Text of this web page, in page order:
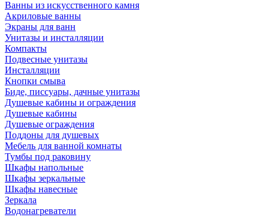
Ванны из искусственного камня
Акриловые ванны
Экраны для ванн
Унитазы и инсталляции
Компакты
Подвесные унитазы
Инсталляции
Кнопки смыва
Биде, писсуары, дачные унитазы
Душевые кабины и ограждения
Душевые кабины
Душевые ограждения
Поддоны для душевых
Мебель для ванной комнаты
Тумбы под раковину
Шкафы напольные
Шкафы зеркальные
Шкафы навесные
Зеркала
Водонагреватели